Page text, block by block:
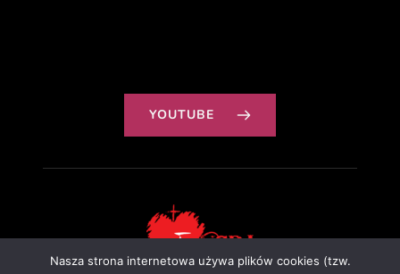
YOUTUBE
Nasza strona internetowa używa plików cookies (tzw.